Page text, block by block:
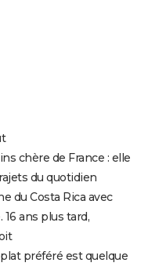
chère de France : elle
du quotidien
du Costa Rica avec
ans plus tard,
préféré est quelque